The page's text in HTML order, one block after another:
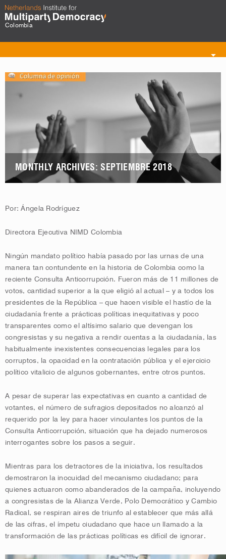
Colombia
Toggle
MONTHLY ARCHIVES: SEPTIEMBRE 2018
Por: Ángela Rodríguez
Directora Ejecutiva NIMD Colombia
Ningún mandato político había pasado por las urnas de una
manera tan contundente en la historia de Colombia como la
reciente Consulta Anticorrupción. Fueron más de 11 millones de
votos, cantidad superior a la que eligió al actual – y a todos los
presidentes de la República – que hacen visible el hastío de la
ciudadanía frente a prácticas políticas inequitativas y poco
transparentes como el altísimo salario que devengan los
congresistas y su negativa a rendir cuentas a la ciudadanía, las
habitualmente inexistentes consecuencias legales para los
corruptos, la opacidad en la contratación pública y el ejercicio
político vitalicio de algunos gobernantes, entre otros puntos.
A pesar de superar las expectativas en cuanto a cantidad de
votantes, el número de sufragios depositados no alcanzó al
requerido por la ley para hacer vinculantes los puntos de la
Consulta Anticorrupción, situación que ha dejado numerosos
interrogantes sobre los pasos a seguir.
Mientras para los detractores de la iniciativa, los resultados
demostraron la inocuidad del mecanismo ciudadano; para
quienes actuaron como abanderados de la campaña, incluyendo
a congresistas de la Alianza Verde, Polo Democrático y Cambio
Radical, se respiran aires de triunfo al establecer que más allá
de las cifras, el ímpetu ciudadano que hace un llamado a la
transformación de las prácticas políticas es difícil de ignorar.